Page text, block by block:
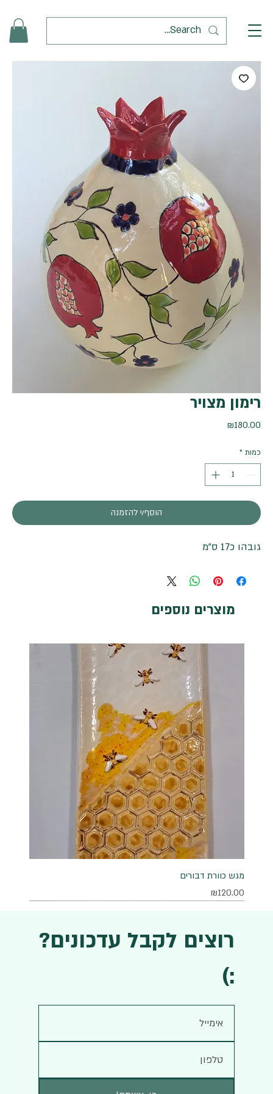
רימון מצויר
₪180.00
כמות *
הוסף/י להזמנה
גובהו כ17 ס"מ
מוצרים נוספים
מגש כוורת דבורים
מחיר
₪120.00
רוצים לקבל עדכונים?
:)